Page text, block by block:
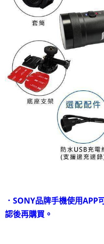
．SONY品牌手機使用APP
認後再購買。